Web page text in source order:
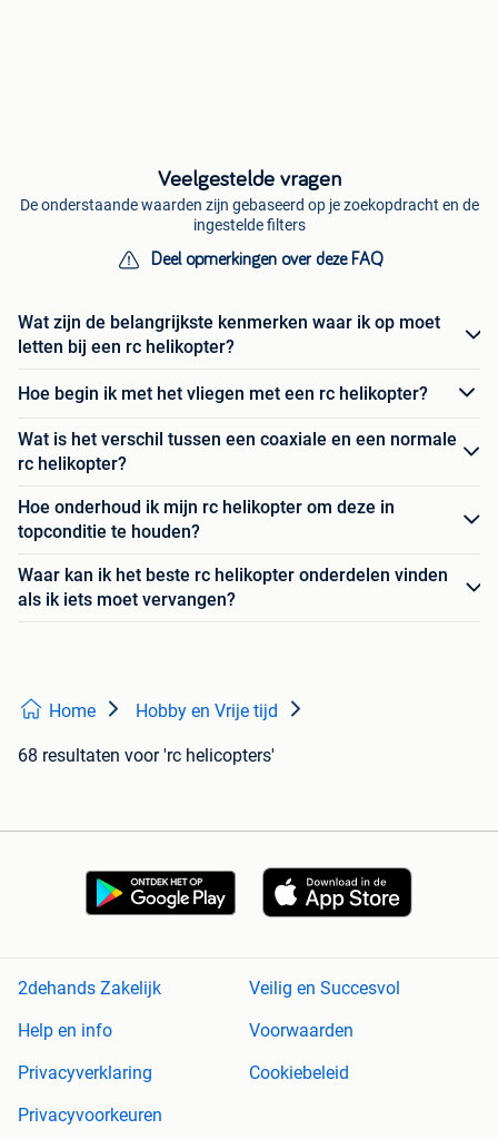
Veelgestelde vragen
De onderstaande waarden zijn gebaseerd op je zoekopdracht en de
ingestelde filters
Deel opmerkingen over deze FAQ
Wat zijn de belangrijkste kenmerken waar ik op moet
letten bij een rc helikopter?
Hoe begin ik met het vliegen met een rc helikopter?
Wat is het verschil tussen een coaxiale en een normale
rc helikopter?
Hoe onderhoud ik mijn rc helikopter om deze in
topconditie te houden?
Waar kan ik het beste rc helikopter onderdelen vinden
als ik iets moet vervangen?
Home Hobby en Vrije tijd
68 resultaten voor 'rc helicopters'
2dehands Zakelijk
Veilig en Succesvol
Help en info
Voorwaarden
Privacyverklaring
Cookiebeleid
Privacyvoorkeuren